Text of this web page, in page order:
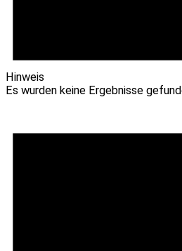
Hinweis
Es wurden keine Ergebnisse